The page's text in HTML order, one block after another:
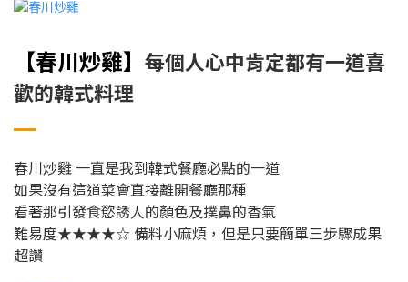
【春川炒雞】 每個人心中肯定都有一道喜
歡的韓式料理
春川炒雞 一直是我到韓式餐廳必點的一道
如果沒有這道菜會直接離開餐廳那種
看著那引發食慾誘人的顏色及撲鼻的香氣
難易度★★★★☆ 備料小麻煩，但是只要簡單三步驟成果
超讚